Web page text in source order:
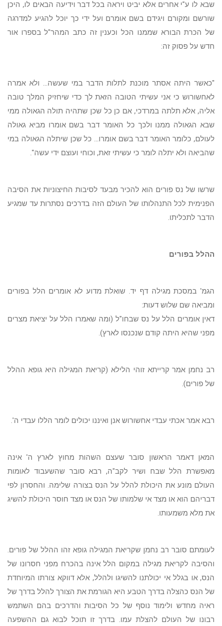
שבא לו ע"י אחרים אלא יביט ויראה בכל דבר וידיעה הבאים לו, היכן
שורשם ומקורם ויגידם בשם אומרם ועל ידי כך יוכל להגיע למדרגה
של הכרת הבורא שממנו הכל וכענין זה כתב המהר"ל בספרו אור
חדש על פסוק זה:
"כאשר היתה אסתר מוכנת לתלות הדבר במי שעשה... ולא אמרה
לאחשורוש כי אני עשיתי הטובה הזאת לך כדי שיחזיק המלך טובה
אליה, אלא תלתה במרדכי, אם כן כל שכן שתהיה תולה הגאולה ממי
שבא הגאולה ממנו ולכך כל האומר דבר בשם אומרו מביא גאולה
לעולם, כלומר האומר דבר בשם אומרו... כל שכן שיתלה הגאולה במי
שהביאה ולא יתלה לומר כי עשיתי זאת, וכוחי ועוצם ידי עשה".
שרשו של נס פורים הוא להכיר מבעד לסיבות החיצוניות את הסיבה
הפנימית לכל התנהלותו של העולם הזה בדרכים נסתרות עד שמגיע
הדבר לתכליתו.
ההלל בפורים
הגמ' במסכת מגילה דף יד. שואלת מדוע לא אומרים הלל בפורים
ומביאה שם שלוש דעות:
דאין אומרים הלל על נס שבחו"ל (ומה שאמרו הלל על יציאת מצרים
מפני שהיא היתה קודם שנכנסו לארץ).
רב נחמן אמר קרייתא זוהי הלילא (קריאת המגילה היא גופא ההלל
של פורים).
רבא אמר אכתי עבדי אחשורוש אנן ואיננו יכולים לומר הללו עבדי ה'.
המאן דאמר הראשון סובר שעצם השהות מחוץ לארץ ה' אינה
מאפשרת הלל שבח ושיר לקב"ה, רבא סובר שהשעבוד לאומות
העולם מונע את היכולת להלל על הנס בצורה שלימה. והחסרון לפי
דבריהם הוא או מצד אי שלמותו של הנס או מצד חוסר היכולת להשיג
את מלא משמעותו.
לעומתם סובר רב נחמן שקריאת המגילה גופא זהו ההלל של פורים.
והסיבה לקריאת מגילה במקום הלל אינה בהכרח מפני חסרונו של
הנס, או בגלל אי יכולתנו להשיגו ולהלל, אלא דווקא צורתו המיוחדת
של הנס כהצלה בדרך הטבע היא הגורמת את הצורך להלל בדרך של
ראיה מחדש ולימוד נוסף של כל הסיבות והדרכים בהם השתמש
רבונו של העולם להצלת עמו. בדרך זו תוכל לבוא גם ההשפעה